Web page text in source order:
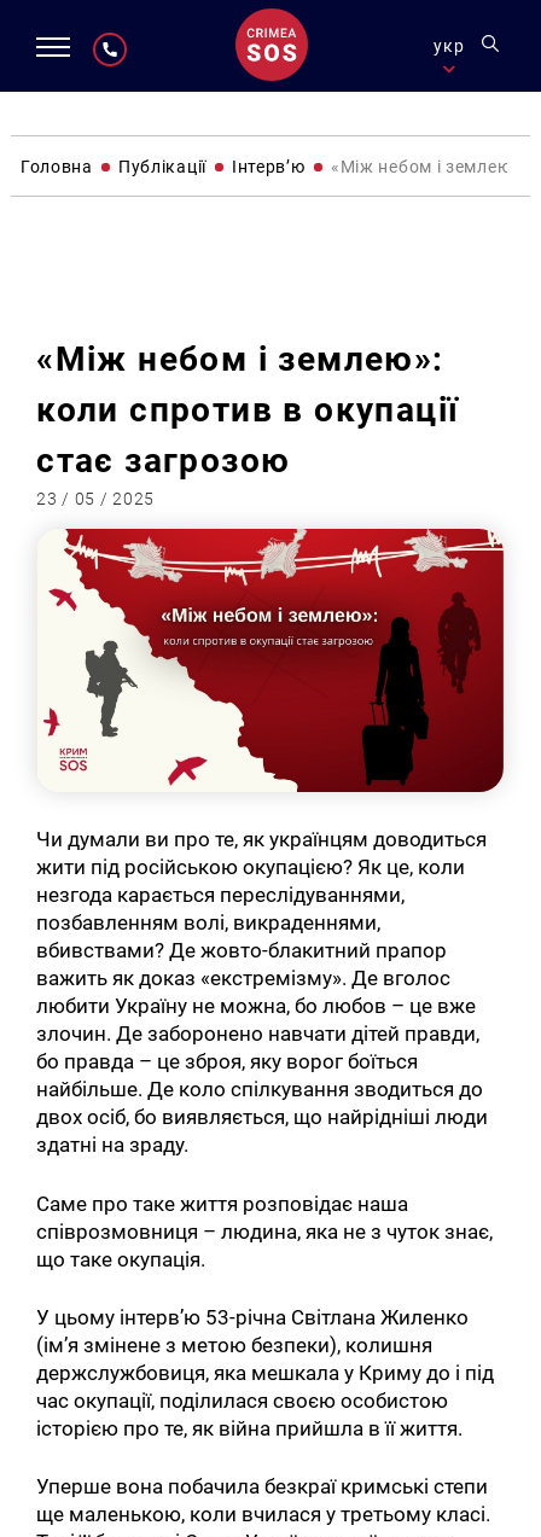
укр
Головна Публікації Інтервʼю «Між небом і землею»:
«Між небом і землею»:
коли спротив в окупації
стає загрозою
23 / 05 / 2025
Чи думали ви про те, як українцям доводиться
жити під російською окупацією? Як це, коли
незгода карається переслідуваннями,
позбавленням волі, викраденнями,
вбивствами? Де жовто-блакитний прапор
важить як доказ «екстремізму». Де вголос
любити Україну не можна, бо любов – це вже
злочин. Де заборонено навчати дітей правди,
бо правда – це зброя, яку ворог боїться
найбільше. Де коло спілкування зводиться до
двох осіб, бо виявляється, що найрідніші люди
здатні на зраду.
Саме про таке життя розповідає наша
співрозмовниця – людина, яка не з чуток знає,
що таке окупація.
У цьому інтерв’ю 53-річна Світлана Жиленко
(ім’я змінене з метою безпеки), колишня
держслужбовиця, яка мешкала у Криму до і під
час окупації, поділилася своєю особистою
історією про те, як війна прийшла в її життя.
Уперше вона побачила безкраї кримські степи
ще маленькою, коли вчилася у третьому класі.